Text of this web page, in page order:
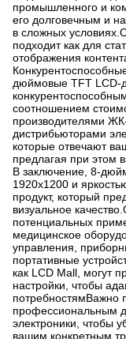
промышленного и
его долговечным и
в сложных
подходит как для
отображения
дюймовые TFT LCD-
соотношением
производителями
дистрибьюторами
которые отвечают
предлагая при этом
В заключение, 8-
1920x1200 и
продукт, который
визуальное
потенциальных
медицинское
управления,
портативные
как LCD Mall, могут
настройки, чтобы
потребностямВажно
профессиональным
электроники, чтобы
вашим конкретным